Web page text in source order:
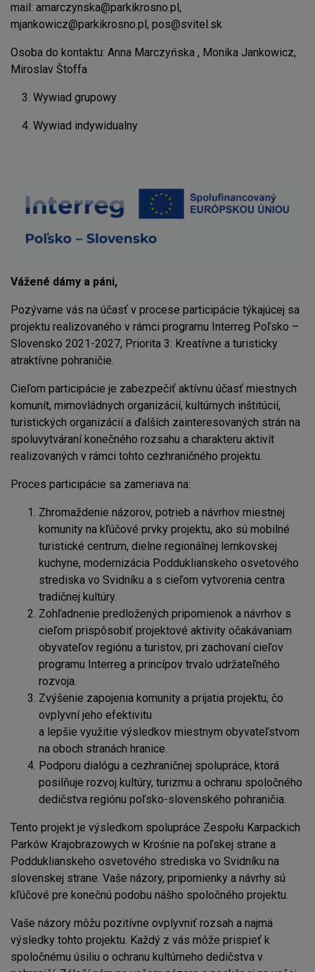
mail: amarczynska@parkikrosno.pl,
mjankowicz@parkikrosno.pl, pos@svitel.sk
Osoba do kontaktu: Anna Marczyńska , Monika Jankowicz,
Miroslav Štoffa
3. Wywiad grupowy
4. Wywiad indywidualny
Vážené dámy a páni,
Pozývame vás na účasť v procese participácie týkajúcej sa
projektu realizovaného v rámci programu Interreg Poľsko –
Slovensko 2021-2027, Priorita 3: Kreatívne a turisticky
atraktívne pohraničie.
Cieľom participácie je zabezpečiť aktívnu účasť miestnych
komunít, mimovládnych organizácií, kultúrnych inštitúcií,
turistických organizácií a ďalších zainteresovaných strán na
spoluvytváraní konečného rozsahu a charakteru aktivít
realizovaných v rámci tohto cezhraničného projektu.
Proces participácie sa zameriava na:
Zhromaždenie názorov, potrieb a návrhov miestnej
komunity na kľúčové prvky projektu, ako sú mobilné
turistické centrum, dielne regionálnej lemkovskej
kuchyne, modernizácia Podduklianskeho osvetového
strediska vo Svidníku a s cieľom vytvorenia centra
tradičnej kultúry.
Zohľadnenie predložených pripomienok a návrhov s
cieľom prispôsobiť projektové aktivity očakávaniam
obyvateľov regiónu a turistov, pri zachovaní cieľov
programu Interreg a princípov trvalo udržateľného
rozvoja.
Zvýšenie zapojenia komunity a prijatia projektu, čo
ovplyvní jeho efektivitu
a lepšie využitie výsledkov miestnym obyvateľstvom
na oboch stranách hranice.
Podporu dialógu a cezhraničnej spolupráce, ktorá
posilňuje rozvoj kultúry, turizmu a ochranu spoločného
dedičstva regiónu poľsko-slovenského pohraničia.
Tento projekt je výsledkom spolupráce Zespołu Karpackich
Parków Krajobrazowych w Krośnie na poľskej strane a
Podduklianskeho osvetového strediska vo Svidníku na
slovenskej strane. Vaše názory, pripomienky a návrhy sú
kľúčové pre konečnú podobu nášho spoločného projektu.
Vaše názory môžu pozitívne ovplyvniť rozsah a najmä
výsledky tohto projektu. Každý z vás môže prispieť k
spoločnému úsiliu o ochranu kultúrneho dedičstva v